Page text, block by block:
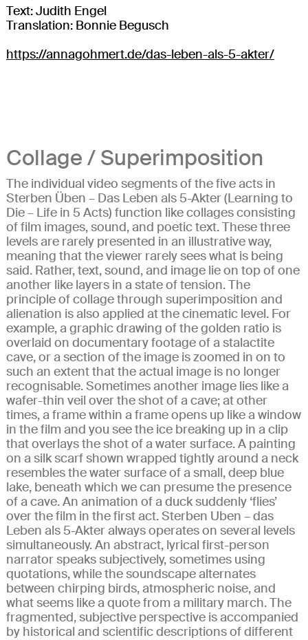
Text: Judith Engel
Translation: Bonnie Begusch
https://annagohmert.de/das-leben-als-5-akter/
Collage / Superimposition
The individual video segments of the five acts in
Sterben Üben – Das Leben als 5-Akter (Learning to
Die – Life in 5 Acts) function like collages consisting
of film images, sound, and poetic text. These three
levels are rarely presented in an illustrative way,
meaning that the viewer rarely sees what is being
said. Rather, text, sound, and image lie on top of one
another like layers in a state of tension. The
principle of collage through superimposition and
alienation is also applied at the cinematic level. For
example, a graphic drawing of the golden ratio is
overlaid on documentary footage of a stalactite
cave, or a section of the image is zoomed in on to
such an extent that the actual image is no longer
recognisable. Sometimes another image lies like a
wafer-thin veil over the shot of a cave; at other
times, a frame within a frame opens up like a window
in the film and you see the ice breaking up in a clip
that overlays the shot of a water surface. A painting
on a silk scarf shown wrapped tightly around a neck
resembles the water surface of a small, deep blue
lake, beneath which we can presume the presence
of a cave. An animation of a duck suddenly ‘flies’
over the film in the first act. Sterben Uben – das
Leben als 5-Akter always operates on several levels
simultaneously. An abstract, lyrical first-person
narrator speaks subjectively, sometimes using
quotations, while the soundscape alternates
between chirping birds, atmospheric noise, and
what seems like a quote from a military march. The
fragmented, subjective perspective is accompanied
by historical and scientific descriptions of different